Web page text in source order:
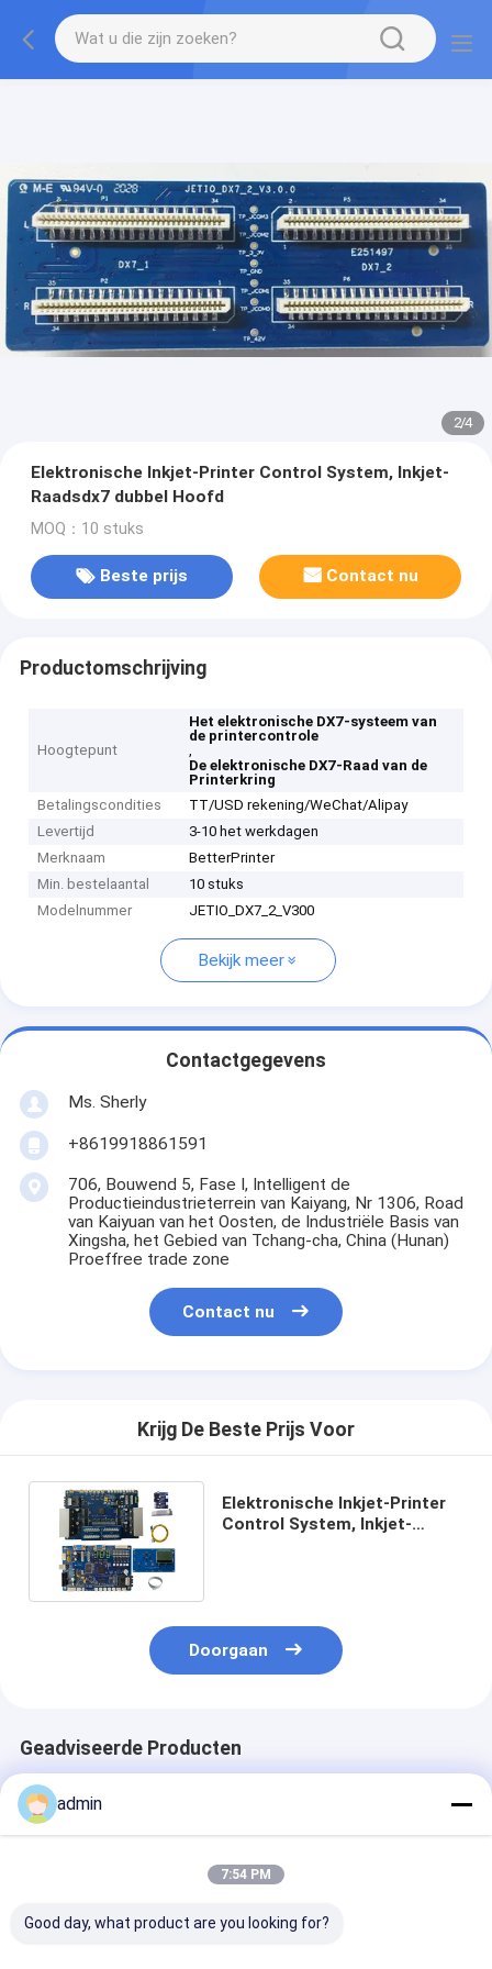
2/4
Elektronische Inkjet-Printer Control System, Inkjet-
Raadsdx7 dubbel Hoofd
MOQ：10 stuks
Beste prijs Contact nu
Productomschrijving
Hoogtepunt
Het elektronische DX7-systeem van
de printercontrole
,
De elektronische DX7-Raad van de
Printerkring
Betalingscondities
TT/USD rekening/WeChat/Alipay
Levertijd
3-10 het werkdagen
Merknaam
BetterPrinter
Min. bestelaantal
10 stuks
Modelnummer
JETIO_DX7_2_V300
Bekijk meer
Contactgegevens
Ms. Sherly
+8619918861591
706, Bouwend 5, Fase I, Intelligent de
Productieindustrieterrein van Kaiyang, Nr 1306, Road
van Kaiyuan van het Oosten, de Industriële Basis van
Xingsha, het Gebied van Tchang-cha, China (Hunan)
Proeffree trade zone
Contact nu
Krijg De Beste Prijs Voor
Elektronische Inkjet-Printer
Control System, Inkjet-
Doorgaan
Geadviseerde Producten
ons
ons
Site
Sitemap
Privacy Policy
Reserved.
admin
7:54 PM
Good day, what product are you looking for?